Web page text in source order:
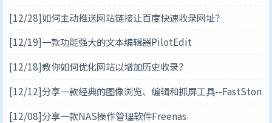
[12/28]如何主动推送网站链接让百度快速收录网址？
[12/19]一款功能强大的文本编辑器PilotEdit
[12/18]教你如何优化网站以增加历史收录？
[12/12]分享一款经典的图像浏览、编辑和抓屏工具--FastSton
e Capture
[12/08]分享一款NAS操作管理软件Freenas